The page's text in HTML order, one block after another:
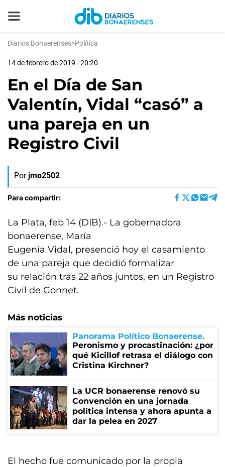
Diarios Bonaerenses>Política
14 de febrero de 2019 - 20:20
En el Día de San
Valentín, Vidal “casó” a
una pareja en un
Registro Civil
Por jmo2502
Para compartir:
La Plata, feb 14 (DIB).- La gobernadora
bonaerense, María
Eugenia Vidal, presenció hoy el casamiento
de una pareja que decidió formalizar
su relación tras 22 años juntos, en un Registro
Civil de Gonnet.
Más noticias
Panorama Político Bonaerense
Peronismo y procastinación: ¿por
qué Kicillof retrasa el diálogo con
Cristina Kirchner?
La UCR bonaerense renovó su
Convención en una jornada
política intensa y ahora apunta a
dar la pelea en 2027
El hecho fue comunicado por la propia